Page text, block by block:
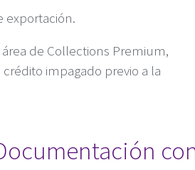
exportación.
de Collections Premium,
impagado previo a la